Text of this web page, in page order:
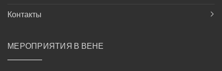
Контакты
МЕРОПРИЯТИЯ В ВЕНЕ